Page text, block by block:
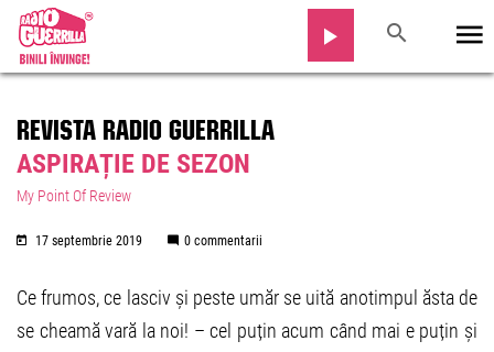
REVISTA RADIO GUERRILLA
ASPIRAȚIE DE SEZON
My Point Of Review
17 septembrie 2019 0 commentarii
Ce frumos, ce lasciv și peste umăr se uită anotimpul ăsta de
se cheamă vară la noi! – cel puțin acum când mai e puțin și